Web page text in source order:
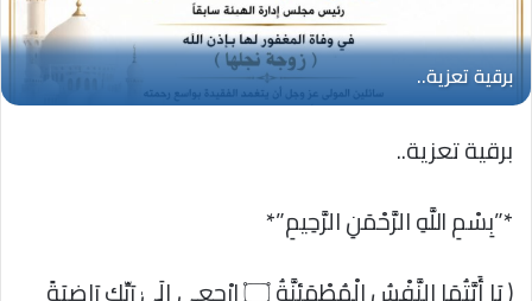
برقية تعزية..
*”بِسْمِ اللَّهِ الرَّحْمَنِ الرَّحِيمِ”*